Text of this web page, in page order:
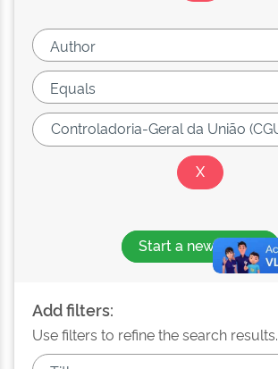
Start a new search
Add filters:
Use filters to refine the search results.